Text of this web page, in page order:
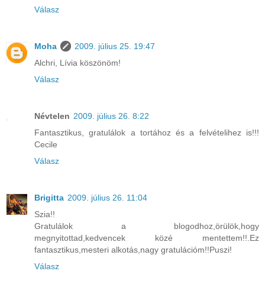
Válasz
Moha
2009. július 25. 19:47
Alchri, Lívia köszönöm!
Válasz
Névtelen 2009. július 26. 8:22
Fantasztikus, gratulálok a tortához és a felvételihez is!!!
Cecile
Válasz
Brigitta 2009. július 26. 11:04
Szia!!
Gratulálok a blogodhoz,örülök,hogy
megnyitottad,kedvencek közé mentettem!!.Ez
fantasztikus,mesteri alkotás,nagy gratulációm!!Puszi!
Válasz